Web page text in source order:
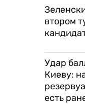
втором
Удар
Киеву:
есть